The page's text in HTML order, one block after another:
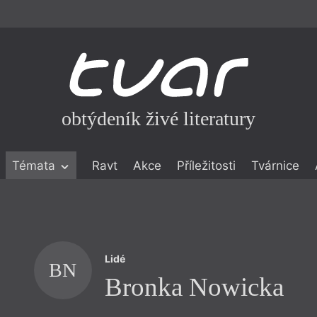
obtýdeník živé literatury
Témata Ravt Akce Příležitosti Tvárnice
BN Lidé
Bronka Nowicka